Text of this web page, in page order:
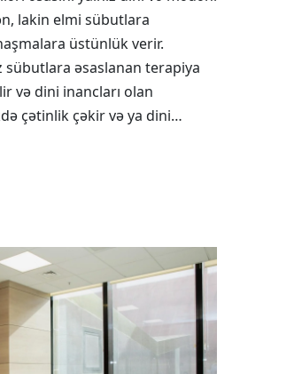
lakin elmi sübutlara
üstünlük verir.
sübutlara əsaslanan terapiya
və dini inancları olan
çətinlik çəkir və ya dini…